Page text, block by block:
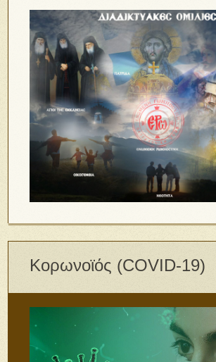
Κορωνοϊός (COVID-19)